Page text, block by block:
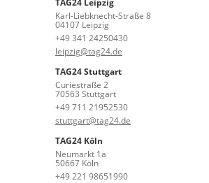
TAG24 Leipzig
Karl-Liebknecht-Straße 8
04107 Leipzig
+49 341 24250430
leipzig@tag24.de
TAG24 Stuttgart
Curiestraße 2
70563 Stuttgart
+49 711 21952530
stuttgart@tag24.de
TAG24 Köln
Neumarkt 1a
50667 Köln
+49 221 98651990